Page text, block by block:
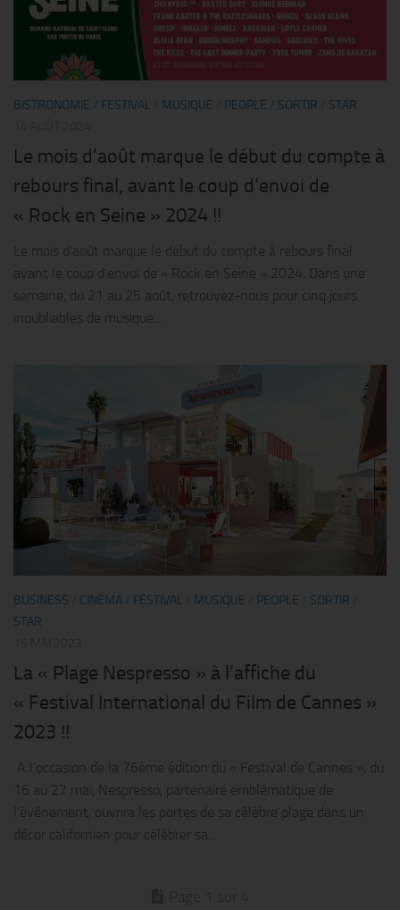
BISTRONOMIE FESTIVAL MUSIQUE PEOPLE SORTIR
STAR
Le mois d’août marque le début du compte à
rebours final, avant le coup d’envoi de
« Rock en Seine » 2024 !!
Le mois d’août marque le début du compte à rebours final
avant le coup d’envoi de « Rock en Seine » 2024. Dans une
semaine, du 21 au 25 août, retrouvez-nous pour cinq jours
inoubliables de musique...
BUSINESS CINÉMA FESTIVAL MUSIQUE PEOPLE SORTIR
STAR
La « Plage Nespresso » à l’affiche du
« Festival International du Film de Cannes »
2023 !!
A l’occasion de la 76ème édition du « Festival de Cannes », du
16 au 27 mai, Nespresso, partenaire emblématique de
l’événement, ouvrira les portes de sa célèbre plage dans un
décor californien pour célébrer sa...